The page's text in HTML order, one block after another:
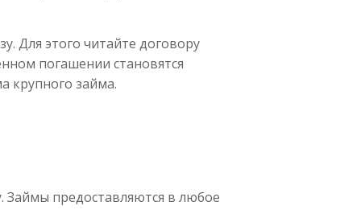
Для этого читайте договору
погашении становятся
крупного займа.
Займы предоставляются в любое